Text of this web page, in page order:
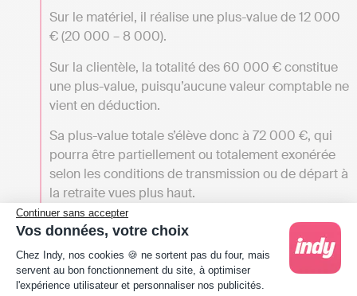
Continuer sans accepter
Vos données, votre choix
Plateforme de Gestion du Consentement :
Chez Indy, nos cookies 🍪 ne sortent pas du four, mais
servent au bon fonctionnement du site, à optimiser
l'expérience utilisateur et personnaliser nos publicités.
Sur le matériel, il réalise une plus-value de 12 000
€ (20 000 – 8 000).
Sur la clientèle, la totalité des 60 000 € constitue
une plus-value, puisqu’aucune valeur comptable ne
vient en déduction.
Sa plus-value totale s’élève donc à 72 000 €, qui
pourra être partiellement ou totalement exonérée
selon les conditions de transmission ou de départ à
la retraite vues plus haut.
Ces plus-values réalisées lors de la vente d’un cabinet
bénéficier des mêmes exonérations que
celles présentées précédemment , notamment
l’exonération liée à la transmission de l’entreprise (selon la